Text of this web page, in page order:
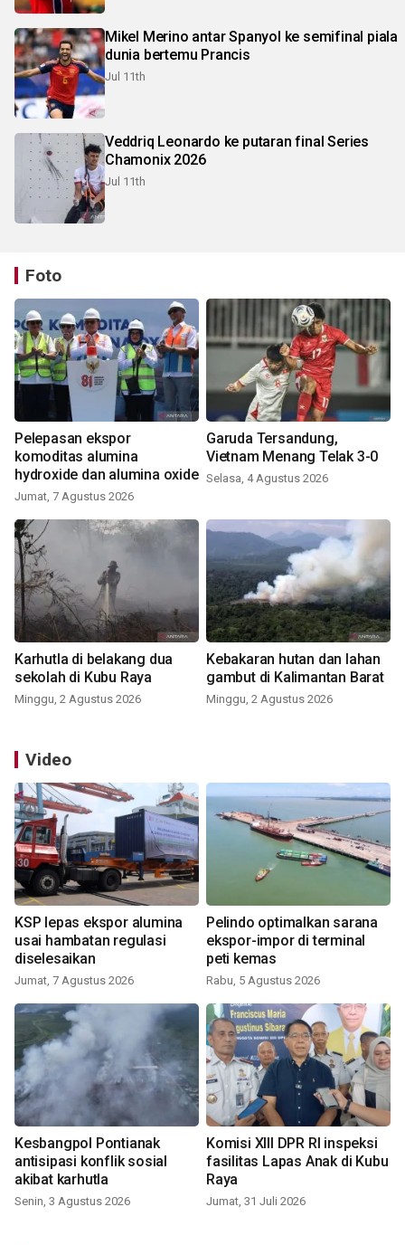
Mikel Merino antar Spanyol ke semifinal piala
dunia bertemu Prancis
Jul 11th
Veddriq Leonardo ke putaran final Series
Chamonix 2026
Jul 11th
Foto
Pelepasan ekspor
komoditas alumina
hydroxide dan alumina oxide
Jumat, 7 Agustus 2026
Garuda Tersandung,
Vietnam Menang Telak 3-0
Selasa, 4 Agustus 2026
Karhutla di belakang dua
sekolah di Kubu Raya
Minggu, 2 Agustus 2026
Kebakaran hutan dan lahan
gambut di Kalimantan Barat
Minggu, 2 Agustus 2026
Video
KSP lepas ekspor alumina
usai hambatan regulasi
diselesaikan
Jumat, 7 Agustus 2026
Pelindo optimalkan sarana
ekspor-impor di terminal
peti kemas
Rabu, 5 Agustus 2026
Kesbangpol Pontianak
antisipasi konflik sosial
akibat karhutla
Senin, 3 Agustus 2026
Komisi XIII DPR RI inspeksi
fasilitas Lapas Anak di Kubu
Raya
Jumat, 31 Juli 2026